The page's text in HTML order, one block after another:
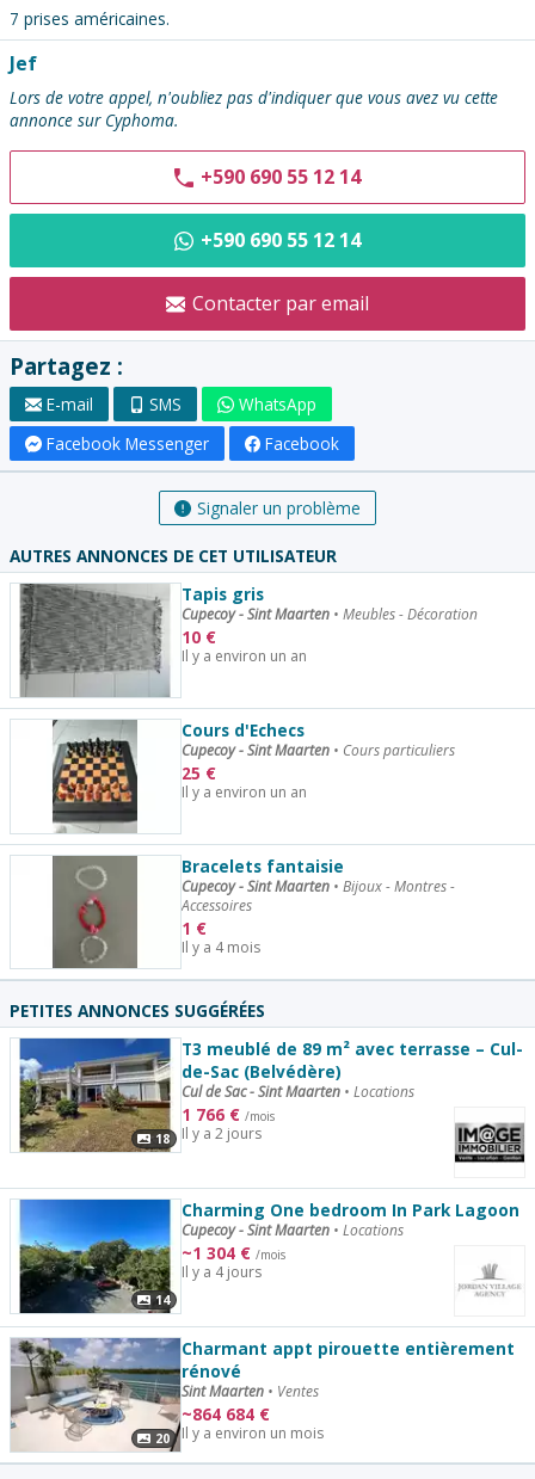
7 prises américaines.
Contacter
l'annonceur
:
Jef
Lors de votre appel, n'oubliez pas d'indiquer que vous avez vu cette
annonce sur Cyphoma.
+590 690 55 12 14
+590 690 55 12 14
Contacter par email
Partagez :
E-mail SMS
WhatsApp
Facebook Messenger
Facebook
Signaler un problème
AUTRES ANNONCES DE CET UTILISATEUR
Tapis gris
Cupecoy - Sint Maarten • Meubles - Décoration
10 €
Il y a environ un an
Cours d'Echecs
Cupecoy - Sint Maarten • Cours particuliers
25 €
Il y a environ un an
Bracelets fantaisie
Cupecoy - Sint Maarten • Bijoux - Montres -
Accessoires
1 €
Il y a 4 mois
PETITES ANNONCES SUGGÉRÉES
18
T3 meublé de 89 m² avec terrasse – Cul-
de-Sac (Belvédère)
Cul de Sac - Sint Maarten • Locations
1 766 € /mois
Il y a 2 jours
14
Charming One bedroom In Park Lagoon
Cupecoy - Sint Maarten • Locations
~1 304 € /mois
Il y a 4 jours
20
Charmant appt pirouette entièrement
rénové
Sint Maarten • Ventes
~864 684 €
Il y a environ un mois